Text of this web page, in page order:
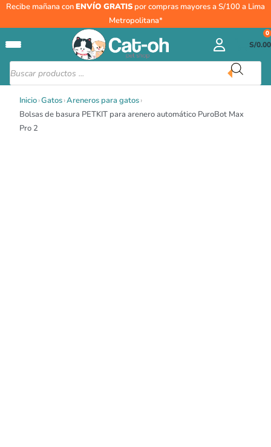
Recibe mañana conENVÍO GRATIS por compras mayores a S/100 a Lima
Metropolitana*
Búsqueda
de
productos
S/0.00
0
Inicio›Gatos›Areneros para gatos›
Bolsas de basura PETKIT para arenero automático PuroBot Max
Pro 2
Bolsas
PETKIT
para
arenero
PuroBot
Max
Pro